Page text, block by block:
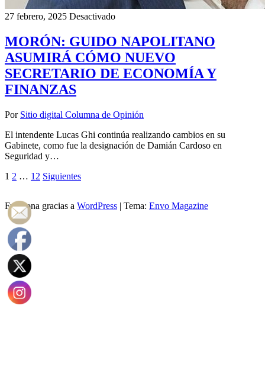
27 febrero, 2025 Desactivado
MORÓN: GUIDO NAPOLITANO
ASUMIRÁ CÓMO NUEVO
SECRETARIO DE ECONOMÍA Y
FINANZAS
Por Sitio digital Columna de Opinión
El intendente Lucas Ghi continúa realizando cambios en su
Gabinete, como fue la designación de Damián Cardoso en
Seguridad y…
Paginación
entradas
1 2 … 12 Siguientes
Funciona gracias a WordPress | Tema: Envo Magazine